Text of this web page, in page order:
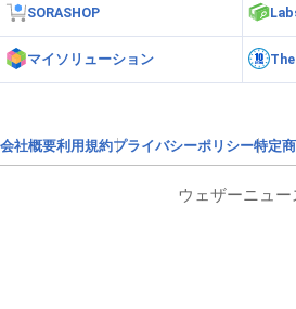
SORASHOP
マイソリューション
会社概要利用規約プライバシーポリシー特定
ウェザーニュー